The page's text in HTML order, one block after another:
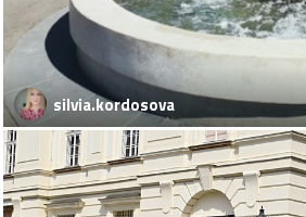
silvia.kordosova